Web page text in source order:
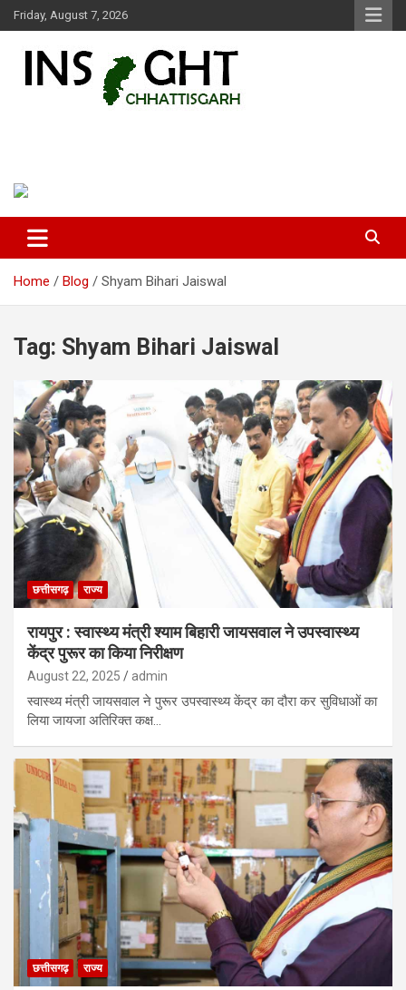
Skip
to
Friday, August 7, 2026
Home Blog Shyam Bihari Jaiswal
Tag: Shyam Bihari Jaiswal
छत्तीसगढ़ राज्य
रायपुर : स्वास्थ्य मंत्री श्याम बिहारी जायसवाल ने उपस्वास्थ्य
केंद्र पुरूर का किया निरीक्षण
August 22, 2025 admin
स्वास्थ्य मंत्री जायसवाल ने पुरूर उपस्वास्थ्य केंद्र का दौरा कर सुविधाओं का
लिया जायजा अतिरिक्त कक्ष…
छत्तीसगढ़ राज्य